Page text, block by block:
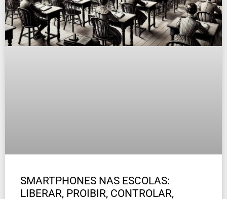
SMARTPHONES NAS ESCOLAS:
LIBERAR, PROIBIR, CONTROLAR,